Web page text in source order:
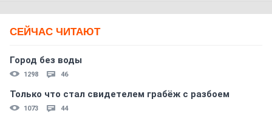
СЕЙЧАС ЧИТАЮТ
Город без воды
1298 46
Только что стал свидетелем грабёж с разбоем
1073 44